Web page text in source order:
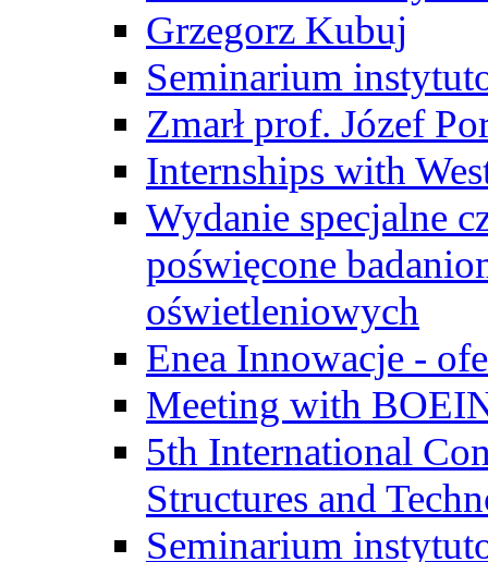
Grzegorz Kubuj
Seminarium
Zmarł prof. Józef
Internships with
Wydanie specjalne
poświęcone
oświetleniowych
Enea Innowacje -
Meeting with
5th International
Structures and
Seminarium